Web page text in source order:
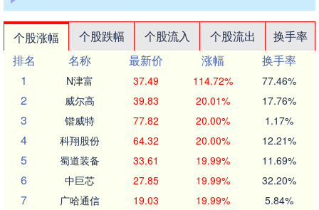
个股涨幅 个股跌幅 个股流入 个股流出
换手率
排名
名称 最新价 涨幅
换手率
1
N津富 37.49 114.72% 77.46%
2 威尔高 39.83 20.01% 17.76%
3 锴威特 77.82 20.00% 1.17%
4 科翔股份 64.32 20.00% 12.21%
5 蜀道装备 33.61 19.99% 11.69%
6 中巨芯 27.85 19.99% 32.20%
7 广哈通信 19.03 19.99% 5.84%